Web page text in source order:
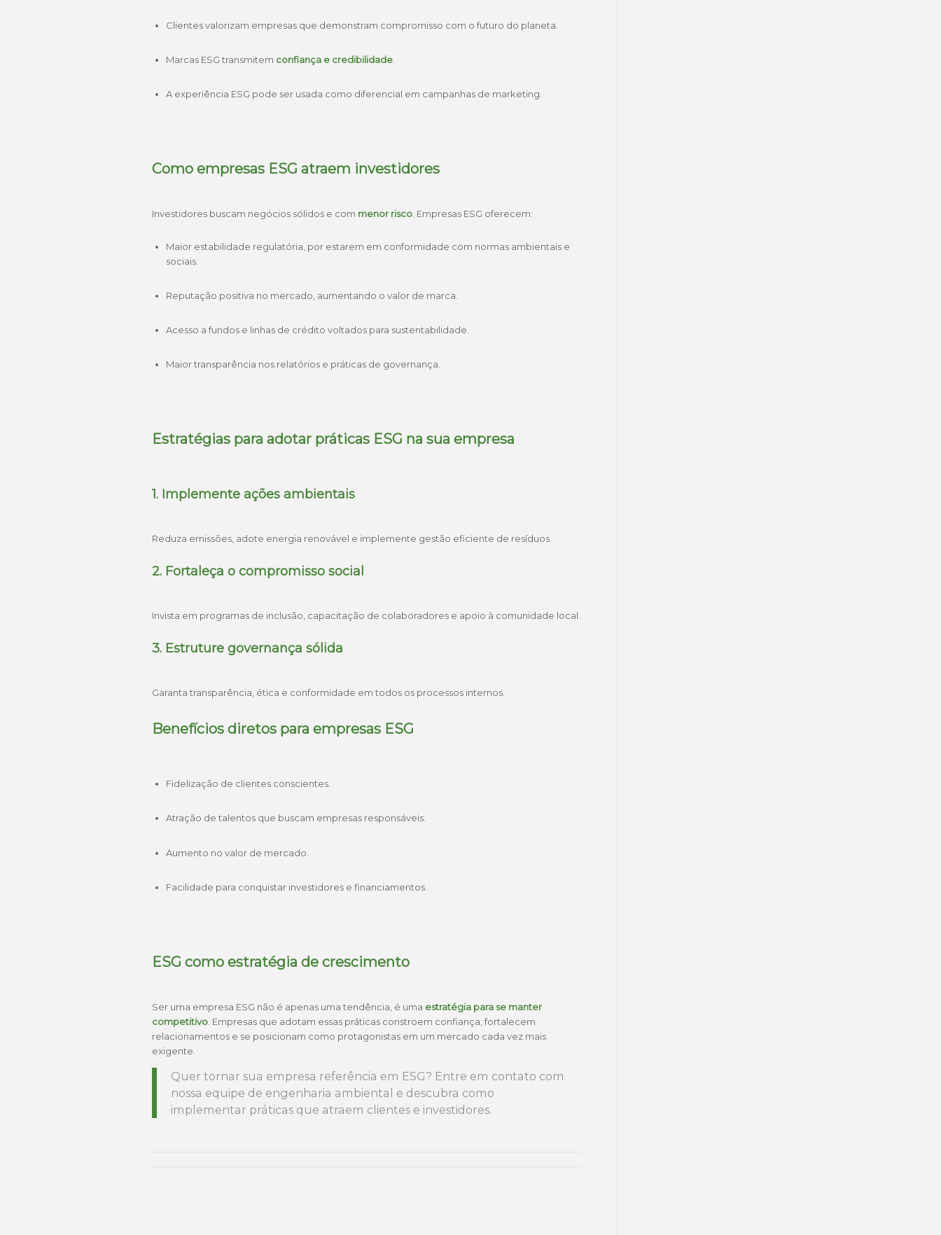
Clientes valorizam empresas que demonstram compromisso com o futuro do planeta.
Marcas ESG transmitem confiança e credibilidade.
A experiência ESG pode ser usada como diferencial em campanhas de marketing.
Como empresas ESG atraem investidores
Investidores buscam negócios sólidos e com menor risco. Empresas ESG oferecem:
Maior estabilidade regulatória, por estarem em conformidade com normas ambientais e
sociais.
Reputação positiva no mercado, aumentando o valor de marca.
Acesso a fundos e linhas de crédito voltados para sustentabilidade.
Maior transparência nos relatórios e práticas de governança.
Estratégias para adotar práticas ESG na sua empresa
1. Implemente ações ambientais
Reduza emissões, adote energia renovável e implemente gestão eficiente de resíduos.
2. Fortaleça o compromisso social
Invista em programas de inclusão, capacitação de colaboradores e apoio à comunidade local.
3. Estruture governança sólida
Garanta transparência, ética e conformidade em todos os processos internos.
Benefícios diretos para empresas ESG
Fidelização de clientes conscientes.
Atração de talentos que buscam empresas responsáveis.
Aumento no valor de mercado.
Facilidade para conquistar investidores e financiamentos.
ESG como estratégia de crescimento
Ser uma empresa ESG não é apenas uma tendência, é uma estratégia para se manter
competitivo . Empresas que adotam essas práticas constroem confiança, fortalecem
relacionamentos e se posicionam como protagonistas em um mercado cada vez mais
exigente.
Quer tornar sua empresa referência em ESG? Entre em contato com
nossa equipe de engenharia ambiental e descubra como
implementar práticas que atraem clientes e investidores.